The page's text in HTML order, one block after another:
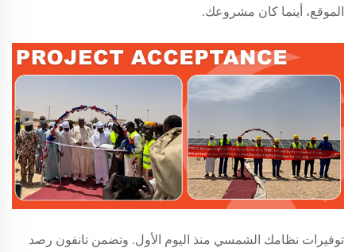
الموقع، أينما كان مشروعك.
توفيرات نظامك الشمسي منذ اليوم الأول. وتضمن تانفون رصد